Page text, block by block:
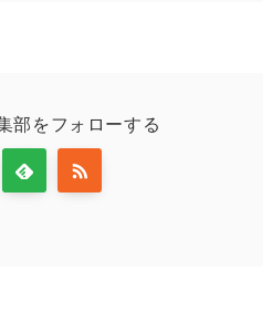
部をフォローする